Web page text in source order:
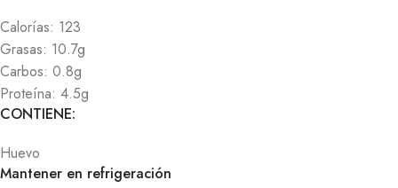
Calorías: 123
Grasas: 10.7g
Carbos: 0.8g
Proteína: 4.5g
CONTIENE:
Huevo
Mantener en refrigeración